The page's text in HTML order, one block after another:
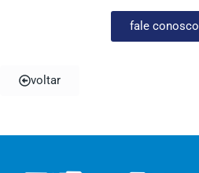
fale conosco
voltar